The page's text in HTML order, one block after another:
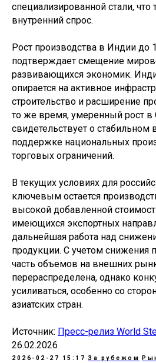
специализированной стали,
внутренний спрос.
Рост производства в Индии до
подтверждает смещение
развивающихся экономик.
опирается на активное
строительство и расширение
то же время, умеренный рост
свидетельствует о стабильном
поддержке национальных
торговых ограничений.
В текущих условиях для
ключевым остается
высокой добавленной
имеющихся экспортных
дальнейшая работа над
продукции. С учетом снижения
часть объемов на внешних
перераспределена, однако
усиливаться, особенно со
азиатских стран.
Источник: Пресс-релиз World
26.02.2026
2026-02-27 15:17 За рубежом